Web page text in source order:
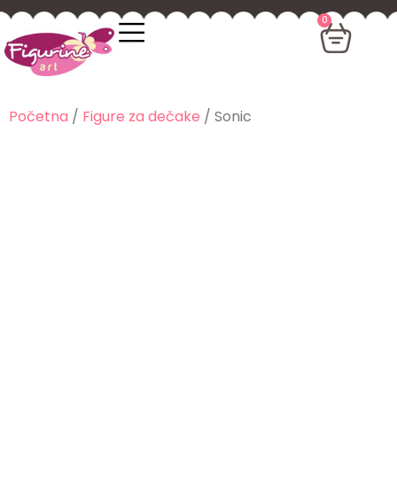
0
Početna / Figure za dečake / Sonic